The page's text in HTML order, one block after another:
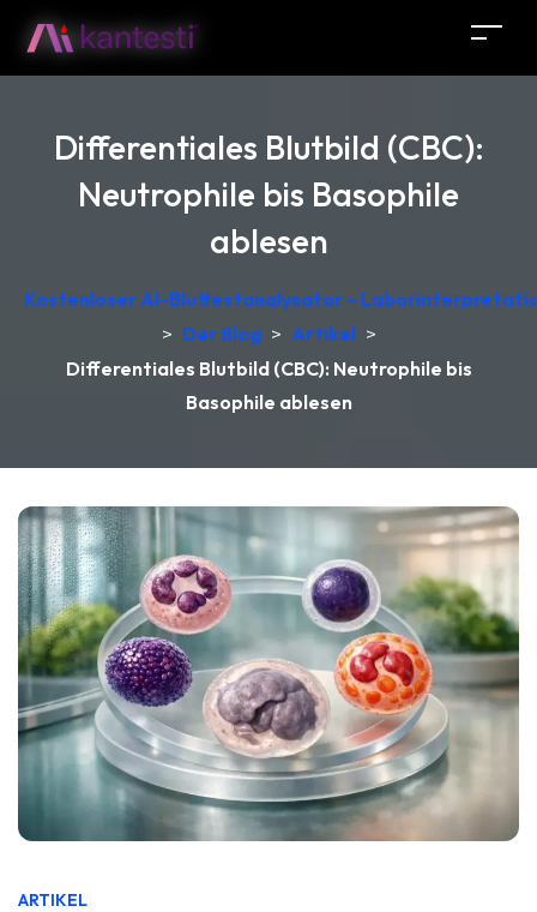
Differentiales Blutbild (CBC):
Neutrophile bis Basophile
ablesen
Kostenloser AI-Bluttestanalysator –
> Der Blog > Artikel >
Differentiales Blutbild (CBC): Neutrophile bis
Basophile ablesen
ARTIKEL